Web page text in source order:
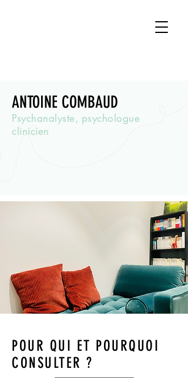
ANTOINE COMBAUD
Psychanalyste, psychologue
clinicien
POUR QUI ET POURQUOI
CONSULTER ?